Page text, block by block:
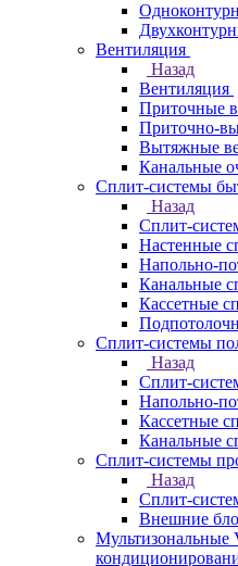
Вентиляция
Назад
Вентиляция
Приточные
Приточно-
Вытяжные
Канальные
Сплит-системы
Назад
Сплит-
Настенные
Напольно-
Канальные
Кассетные
Сплит-системы
Назад
Сплит-
Напольно-
Кассетные
Канальные
Сплит-системы
Назад
Сплит-
Внешние